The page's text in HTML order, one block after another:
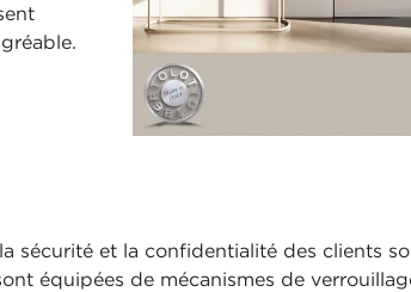
sécurité et la confidentialité des clients
équipées de mécanismes de